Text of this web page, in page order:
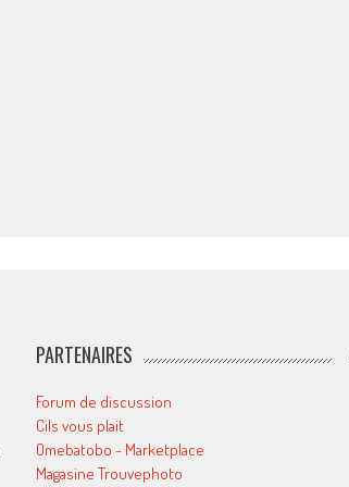
PARTENAIRES
Forum de discussion
Cils vous plait
Omebatobo - Marketplace
Magasine Trouvephoto